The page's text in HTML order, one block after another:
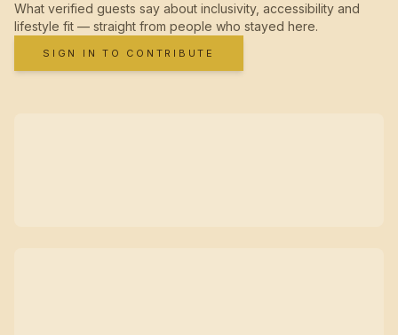
What verified guests say about inclusivity, accessibility and
lifestyle fit — straight from people who stayed here.
SIGN IN TO CONTRIBUTE